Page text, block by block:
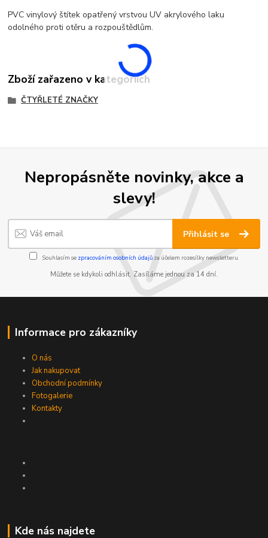
PVC vinylový štítek opatřený vrstvou UV akrylového laku
odolného proti otěru a rozpouštědlům.
Zboží zařazeno v kategoriích
ČTYŘLETÉ ZNAČKY
Nepropásněte novinky, akce a
slevy!
Přihlásit se
Souhlasím se zpracováním osobních údajůza účelem rozesílky newsletteru.
Můžete se kdykoli odhlásit. Zasíláme jednou za 14 dní.
Informace pro zákazníky
O nás
Jak nakupovat
Obchodní podmínky
Fotogalerie
Kontakty
Kde nás najdete